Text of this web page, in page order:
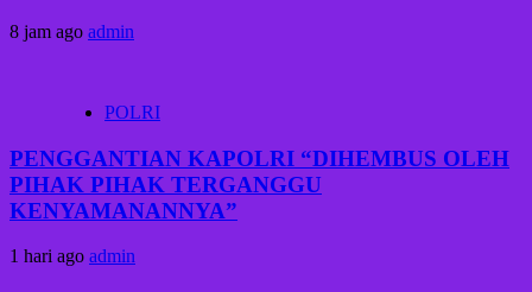
8 jam ago admin
POLRI
PENGGANTIAN KAPOLRI “DIHEMBUS OLEH
PIHAK PIHAK TERGANGGU
KENYAMANANNYA”
1 hari ago admin